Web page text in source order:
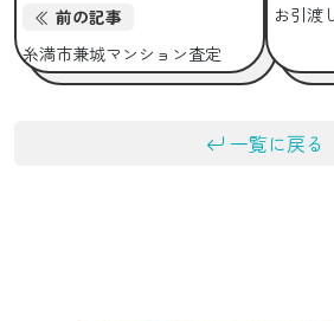
前の記事
糸満市兼城マンション査定
お引渡
一覧に戻る